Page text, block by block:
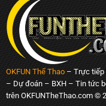
OKFUN Thể Thao– Trực tiếp
– Dự đoán – BXH – Tin tức
trên OKFUNTheThao.com ©